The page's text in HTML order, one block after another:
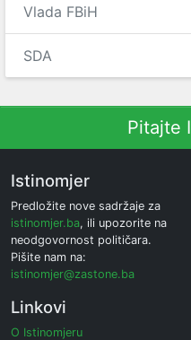
Vlada FBiH
SDA
Pitajte
Istinomjer
Predložite nove sadržaje za
istinomjer.ba, ili upozorite na
neodgovornost političara.
Pišite nam na:
istinomjer@zastone.ba
Linkovi
O Istinomjeru